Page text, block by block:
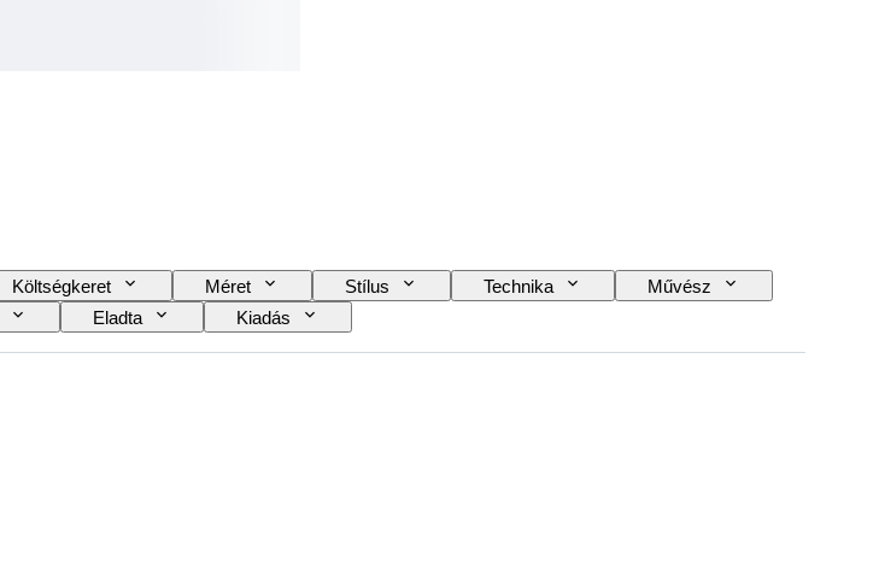
Költségkeret Méret Stílus Technika
Művész
Eladta Kiadás